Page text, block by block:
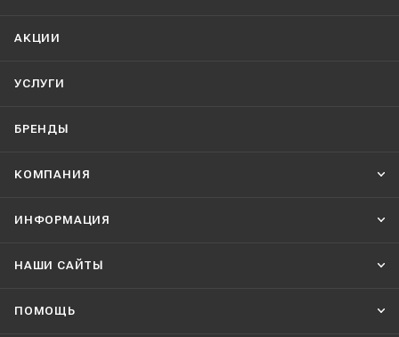
АКЦИИ
УСЛУГИ
БРЕНДЫ
КОМПАНИЯ
ИНФОРМАЦИЯ
НАШИ CАЙТЫ
ПОМОЩЬ